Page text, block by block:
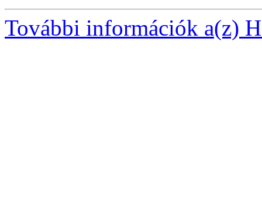
További információk a(z)